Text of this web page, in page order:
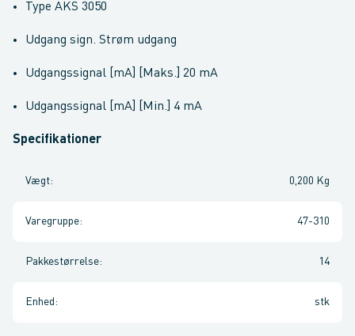
Type AKS 3050
Udgang sign. Strøm udgang
Udgangssignal [mA] [Maks.] 20 mA
Udgangssignal [mA] [Min.] 4 mA
Specifikationer
Vægt: 0,200 Kg
Varegruppe: 47-310
Pakkestørrelse: 14
Enhed : stk